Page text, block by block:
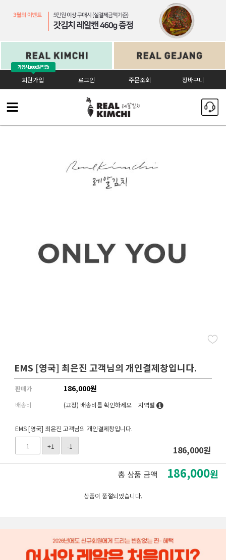
회원가입
가입시1000원 적립!
로그인 주문조회 장바구니
EMS [영국] 최은진 고객님의 개인결제창입니다.
판매가 186,000원
배송비 (고정) 배송비를 확인하세요 지역별
EMS [영국] 최은진 고객님의 개인결제창입니다.
+1 -1 186,000원
총 상품 금액 186,000원
상품이 품절되었습니다.